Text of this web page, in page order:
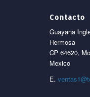
Contacto
Guayana
Hermosa
CP 64620,
Mexico
E.